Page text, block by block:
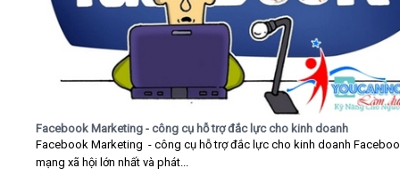
Facebook Marketing - công cụ hỗ trợ đắc lực cho kinh doanh
Facebook Marketing - công cụ hỗ trợ đắc lực cho kinh doanh
mạng xã hội lớn nhất và phát...